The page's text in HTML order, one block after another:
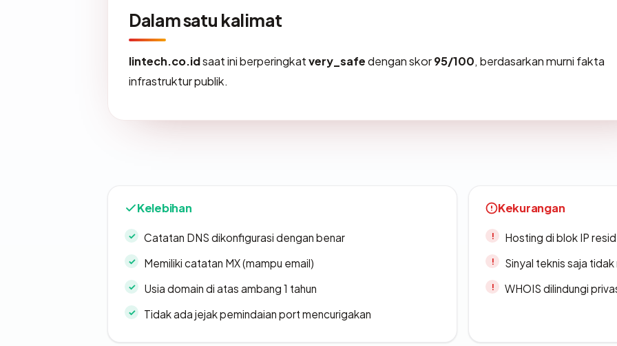
Dalam satu kalimat
lintech.co.idsaat ini berperingkatvery_safedengan skor95/100, berdasarkan murni fakta
infrastruktur publik.
Kelebihan
Catatan DNS dikonfigurasi dengan benar
Memiliki catatan MX (mampu email)
Usia domain di atas ambang 1 tahun
Tidak ada jejak pemindaian port mencurigakan
Kekurangan
Hosting di blok IP
Sinyal teknis saja
WHOIS dilindungi